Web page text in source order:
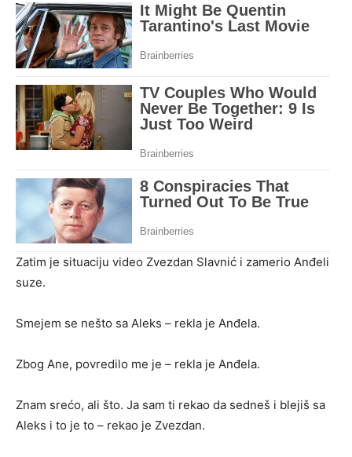
Zatim je situaciju video Zvezdan Slavnić i zamerio Anđeli
suze.
Smejem se nešto sa Aleks – rekla je Anđela.
Zbog Ane, povredilo me je – rekla je Anđela.
Znam srećo, ali što. Ja sam ti rekao da sedneš i blejiš sa
Aleks i to je to – rekao je Zvezdan.